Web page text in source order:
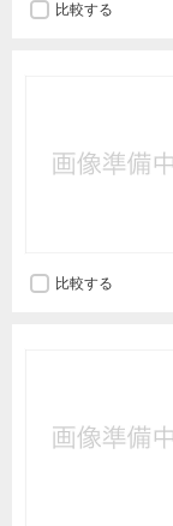
比較する
比較する